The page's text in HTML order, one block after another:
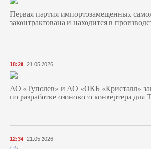
Первая партия импортозамещенных
законтрактована и находится в
18:28 21.05.2026
АО «Туполев» и АО «ОКБ «Кристалл»
по разработке озонового конвертера для
12:34 21.05.2026